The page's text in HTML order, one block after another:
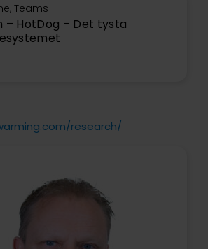
Teams
– HotDog – Det tysta
research/